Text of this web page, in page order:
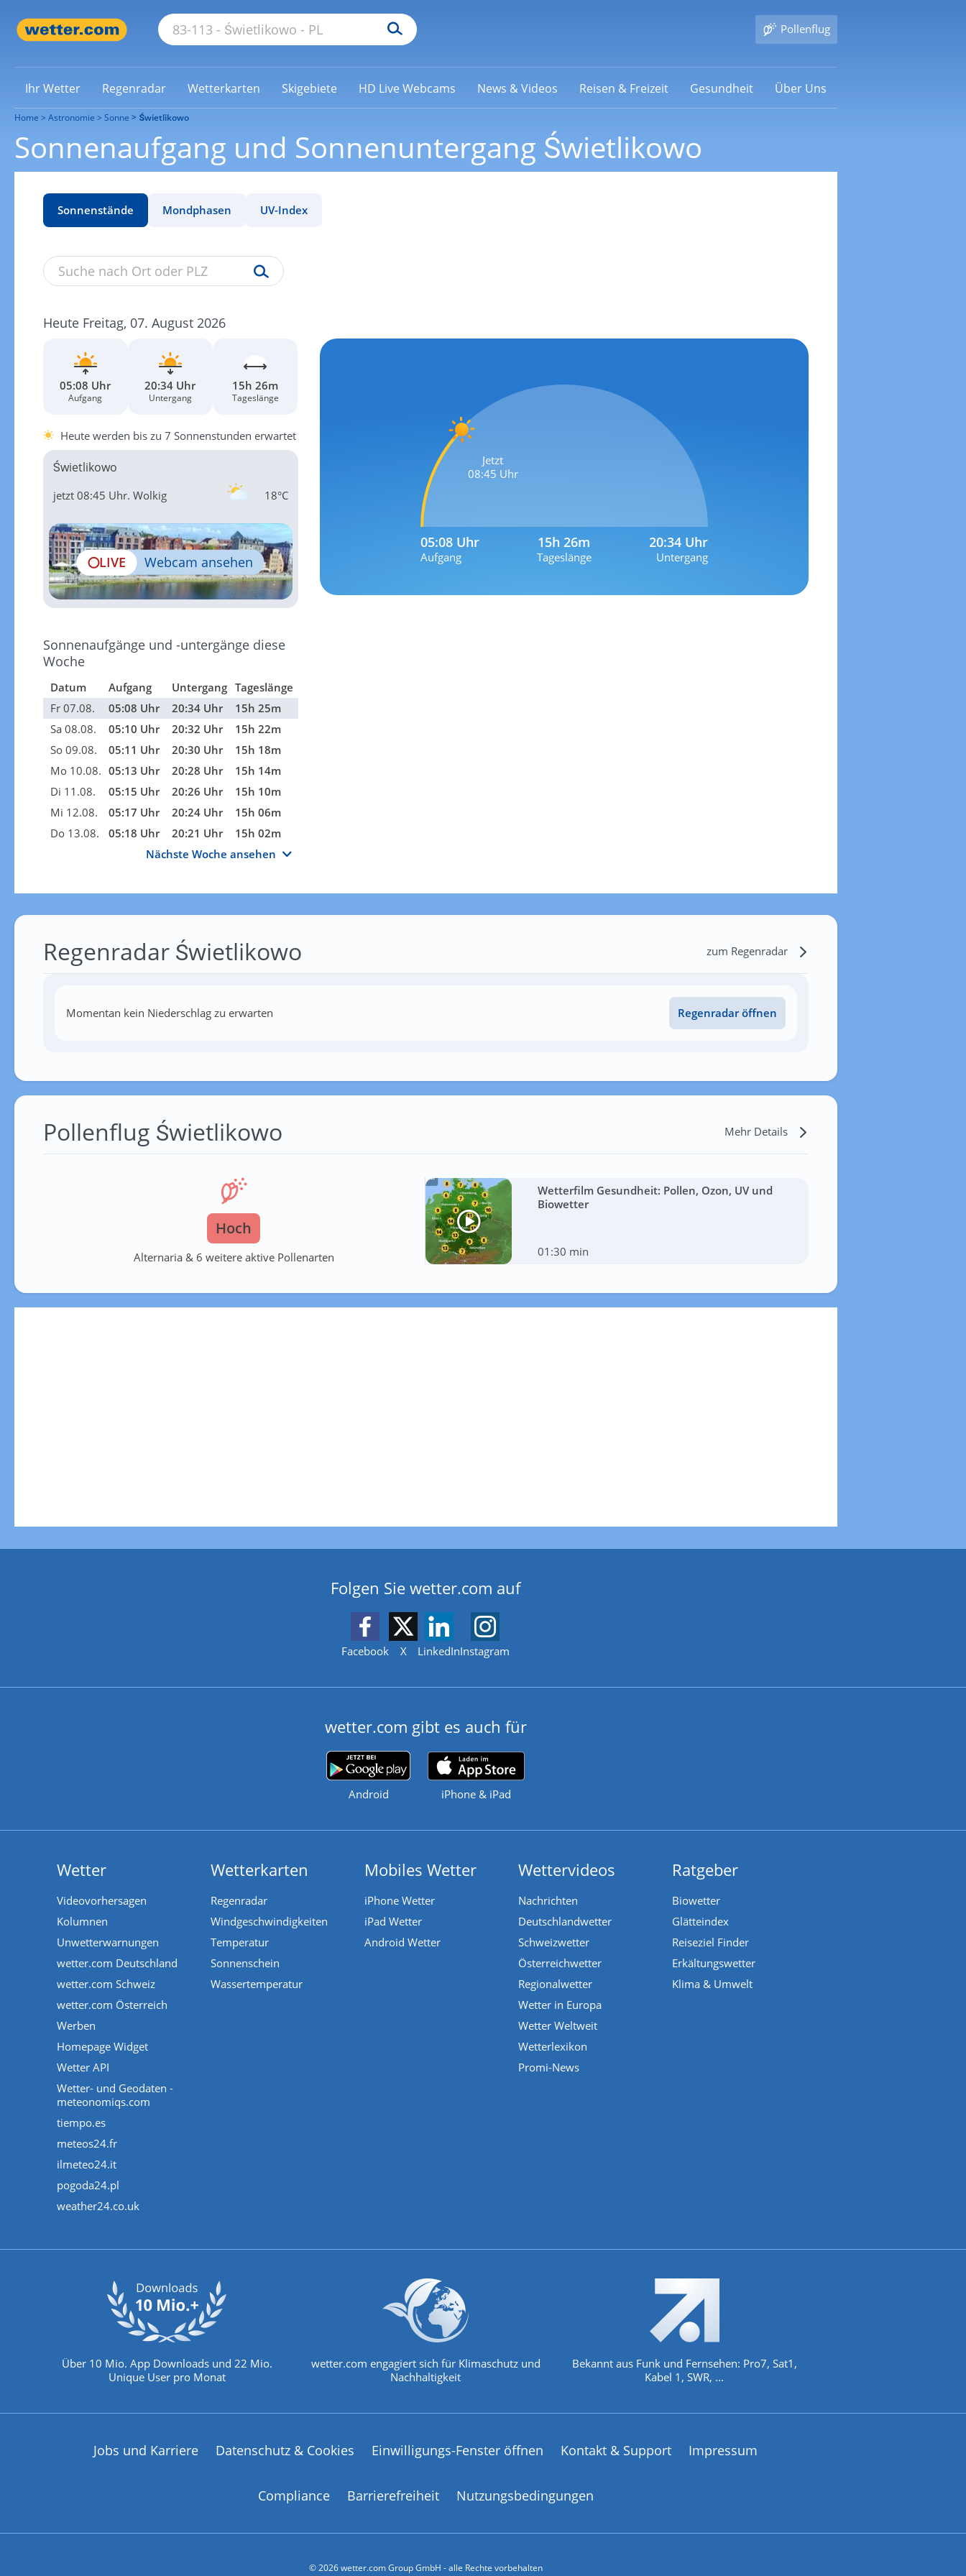
Pollenflug
Ihr Wetter Regenradar Wetterkarten Skigebiete HD Live Webcams News & Videos Reisen & Freizeit Gesundheit Über Uns
Home Astronomie Sonne Świetlikowo
Sonnenaufgang und Sonnenuntergang Świetlikowo
Sonnenstände Mondphasen UV-Index
Heute Freitag, 07. August 2026
05:08 Uhr
Aufgang
20:34 Uhr
Untergang
15h 26m
Tageslänge
Heute werden bis zu 7 Sonnenstunden erwartet
Świetlikowo
18°C
jetzt 08:45 Uhr. Wolkig
LIVE Webcam ansehen
Sonnenaufgänge und -untergänge diese
Woche
Datum Aufgang Untergang Tageslänge
Fr 07.08.
05:08 Uhr 20:34 Uhr
15h 25m
Sa 08.08.
05:10 Uhr 20:32 Uhr
15h 22m
So 09.08.
05:11 Uhr 20:30 Uhr
15h 18m
Mo 10.08. 05:13 Uhr 20:28 Uhr
15h 14m
Di 11.08.
05:15 Uhr 20:26 Uhr
15h 10m
Mi 12.08.
05:17 Uhr 20:24 Uhr
15h 06m
Do 13.08.
05:18 Uhr 20:21 Uhr
15h 02m
Nächste Woche ansehen
Jetzt
08:45 Uhr
05:08 Uhr
Aufgang
15h 26m
Tageslänge
20:34 Uhr
Untergang
Regenradar Świetlikowo zum Regenradar
Momentan kein Niederschlag zu erwarten Regenradar öffnen
Pollenflug Świetlikowo Mehr Details
Hoch
Alternaria & 6 weitere aktive Pollenarten
Wetterfilm Gesundheit: Pollen, Ozon, UV und
Biowetter
01:30 min
Folgen Sie wetter.com auf
Facebook X LinkedInInstagram
wetter.com gibt es auch für
Android iPhone & iPad
Wetter
Videovorhersagen
Kolumnen
Unwetterwarnungen
wetter.com Deutschland
wetter.com Schweiz
wetter.com Österreich
Werben
Homepage Widget
Wetter API
Wetter- und Geodaten -
meteonomiqs.com
tiempo.es
meteos24.fr
ilmeteo24.it
pogoda24.pl
weather24.co.uk
Wetterkarten
Regenradar
Windgeschwindigkeiten
Temperatur
Sonnenschein
Wassertemperatur
Mobiles Wetter
iPhone Wetter
iPad Wetter
Android Wetter
Wettervideos
Nachrichten
Deutschlandwetter
Schweizwetter
Österreichwetter
Regionalwetter
Wetter in Europa
Wetter Weltweit
Wetterlexikon
Promi-News
Ratgeber
Biowetter
Glätteindex
Reiseziel Finder
Erkältungswetter
Klima & Umwelt
Über 10 Mio. App Downloads und 22 Mio.
Unique User pro Monat
wetter.com engagiert sich für Klimaschutz und
Nachhaltigkeit
Bekannt aus Funk und Fernsehen: Pro7, Sat1,
Kabel 1, SWR, ...
Jobs und Karriere Datenschutz & Cookies Einwilligungs-Fenster öffnen Kontakt & Support Impressum
Compliance Barrierefreiheit Nutzungsbedingungen
© 2026 wetter.com Group GmbH - alle Rechte vorbehalten